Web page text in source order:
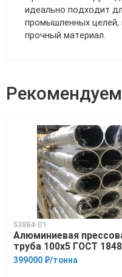
идеально подходит
промышленных целей,
прочный материал.
53884-01
Алюминиевая
труба 100х5 ГОСТ
399000 ₽/тонна